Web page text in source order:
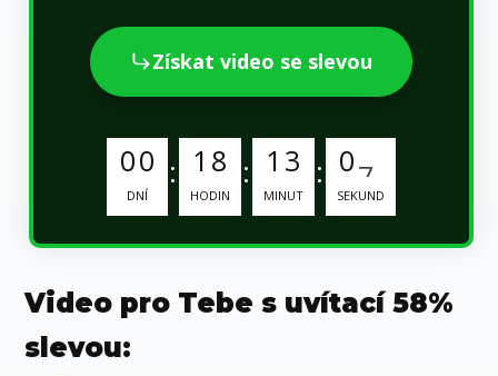
Získat video se slevou
00
DNÍ
1 8
HODIN
1 3
MINUT
06
SEKUND
Video pro Tebe s uvítací 58%
slevou: